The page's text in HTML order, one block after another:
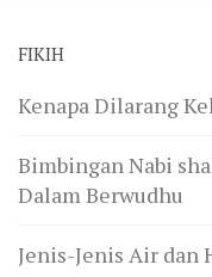
FIKIH
Kenapa Dilarang
Bimbingan Nabi
Dalam Berwudhu
Jenis-Jenis Air dan